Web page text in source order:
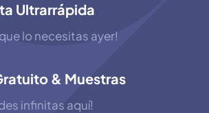
Ultrarrápida
lo necesitas ayer!
& Muestras
infinitas aquí!